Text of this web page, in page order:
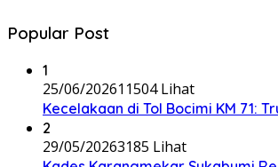
Popular Post
1
25/06/202611504 Lihat
Kecelakaan di Tol Bocimi KM 71:
2
29/05/20263185 Lihat